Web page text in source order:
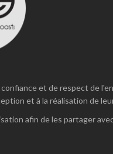
et de respect de
et à la réalisation de
afin de les partager